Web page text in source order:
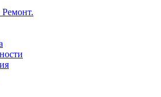
Ремонт.